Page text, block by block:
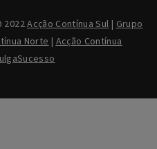
2022Acção Contínua Sul | Grupo
Norte | Acção Contínua